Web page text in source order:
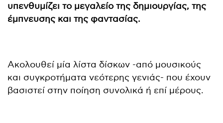
υπενθυμίζει το μεγαλείο της δημιουργίας, της
έμπνευσης και της φαντασίας.
Ακολουθεί μία λίστα δίσκων -από μουσικούς
και συγκροτήματα νεότερης γενιάς- που έχουν
βασιστεί στην ποίηση συνολικά ή επί μέρους.